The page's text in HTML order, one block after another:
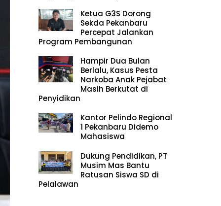
Ketua G3S Dorong
Sekda Pekanbaru
Percepat Jalankan
Program Pembangunan
Hampir Dua Bulan
Berlalu, Kasus Pesta
Narkoba Anak Pejabat
Masih Berkutat di
Penyidikan
Kantor Pelindo Regional
1 Pekanbaru Didemo
Mahasiswa
Dukung Pendidikan, PT
Musim Mas Bantu
Ratusan Siswa SD di
Pelalawan